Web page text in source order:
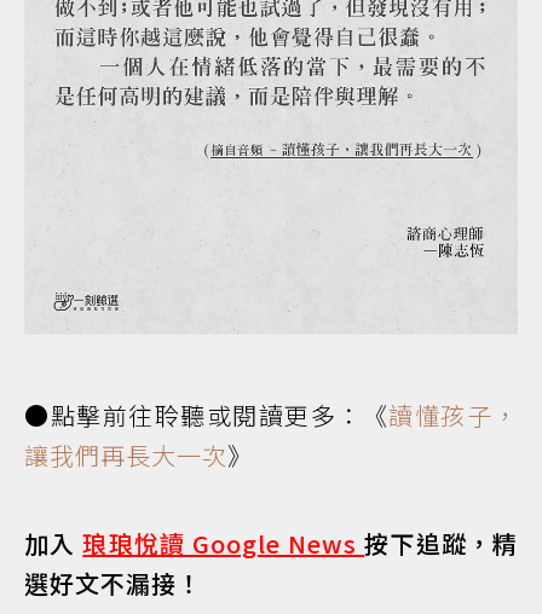
●點擊前往聆聽或閱讀更多：《讀懂孩子，
讓我們再長大一次》
加入琅琅悅讀 Google News按下追蹤，精
選好文不漏接！